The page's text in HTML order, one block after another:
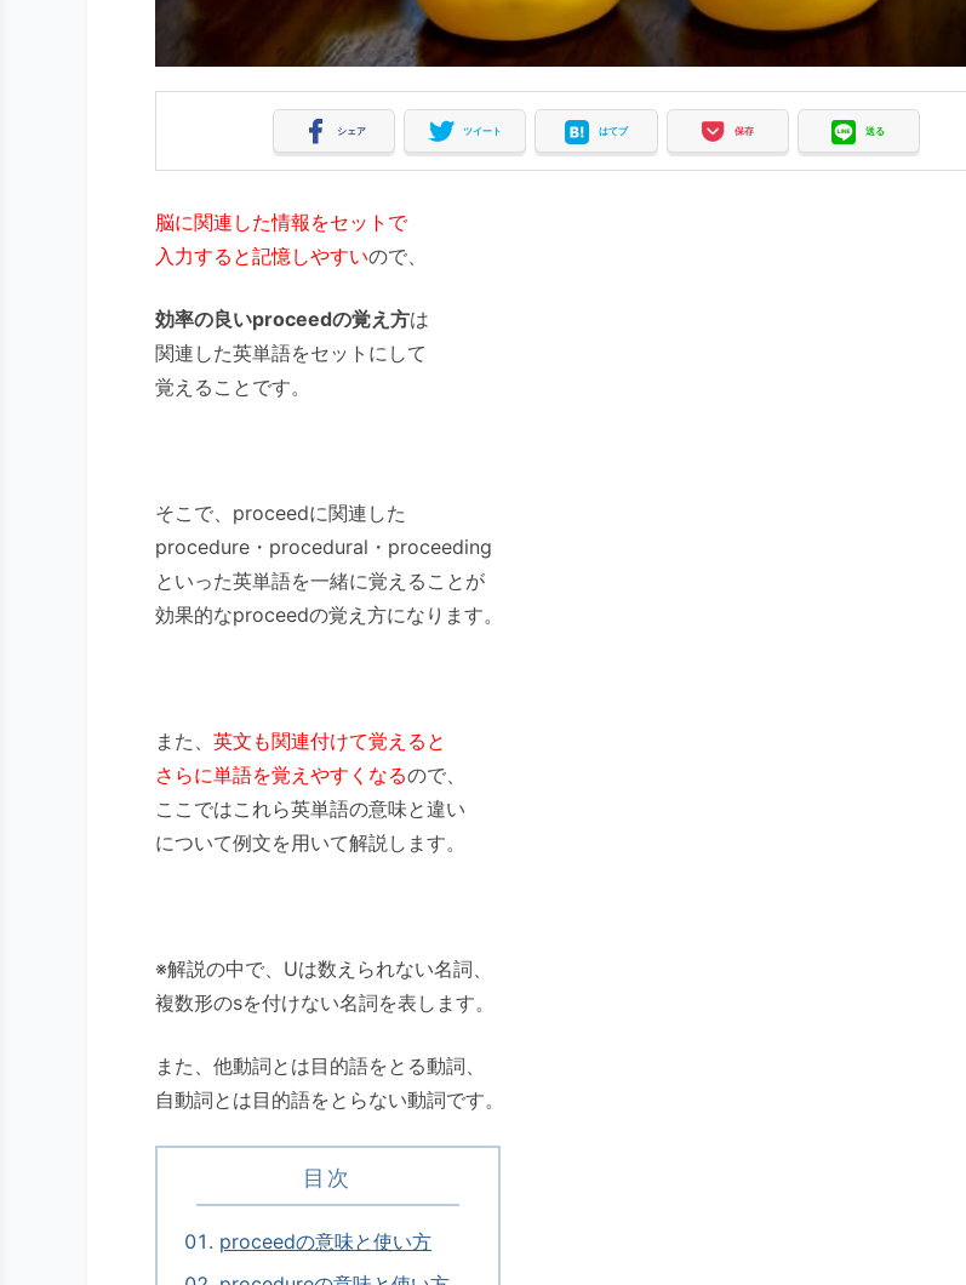
シェア ツイート はてブ 保存 送る
脳に関連した情報をセットで
入力すると記憶しやすいので、
効率の良いproceedの覚え方は
関連した英単語をセットにして
覚えることです。
そこで、proceedに関連した
procedure・procedural・proceeding
といった英単語を一緒に覚えることが
効果的なproceedの覚え方になります。
また、 英文も関連付けて覚えると
さらに単語を覚えやすくなるので、
ここではこれら英単語の意味と違い
について例文を用いて解説します。
※解説の中で、Uは数えられない名詞、
複数形のsを付けない名詞を表します。
また、他動詞とは目的語をとる動詞、
自動詞とは目的語をとらない動詞です。
目次
proceedの意味と使い方